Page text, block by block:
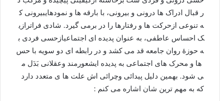
ر قبال ادراک ها درونی و بیرونی، با بارقه ها و نمودهایبیرونی ک
ه تنوعی ازحرکت ها و رفتارها را در برمی گیرد. شادی فراترازی
ک احساس عاطفی، به عنوان پدیده ای اجتماعیازحسی فردی ب
ه حوزۀ روان جامعه قد می کشد و در رابطه ای دو سویه با حس
ها و محرک های اجتماعی به پدیده ایشعورمند وعقلانی بَدَل م
ی شود. بهمین دلیل پیدائی وچرائی اش علت ها ی متعدد دارد
که به مهم ترین شان اشاره می کنم :